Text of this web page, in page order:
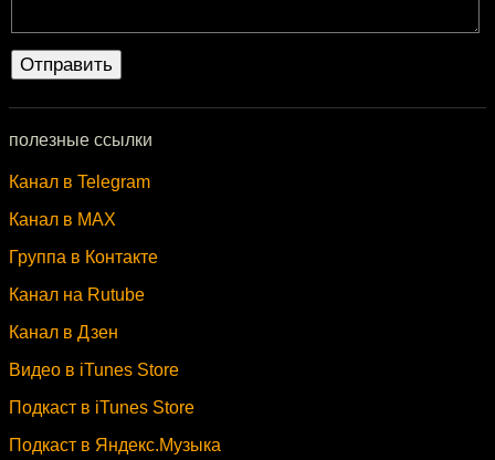
полезные ссылки
Канал в Telegram
Канал в MAX
Группа в Контакте
Канал на Rutube
Канал в Дзен
Видео в iTunes Store
Подкаст в iTunes Store
Подкаст в Яндекс.Музыка